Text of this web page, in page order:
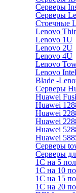
Серверы
Серверы
Стоечные
Lenovo
Lenovo 1U
Lenovo 2U
Lenovo 4U
Lenovo
Lenovo
Blade -
Серверы
Huawei
Huawei
Huawei
Huawei
Huawei
Huawei
Серверы
Серверы
1С на 5
1С на 10
1С на 15
1С на 20